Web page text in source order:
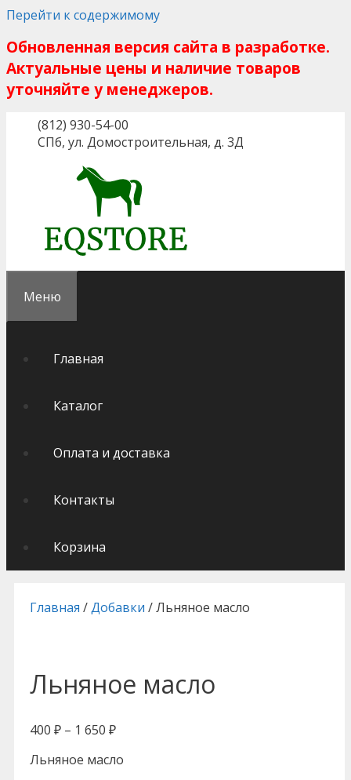
Перейти к содержимому
Обновленная версия сайта в разработке.
Актуальные цены и наличие товаров
уточняйте у менеджеров.
(812) 930-54-00
СПб, ул. Домостроительная, д. 3Д
Меню
Главная
Каталог
Оплата и доставка
Контакты
Корзина
Главная /Добавки / Льняное масло
Льняное масло
400 ₽ – 1 650 ₽
Льняное масло